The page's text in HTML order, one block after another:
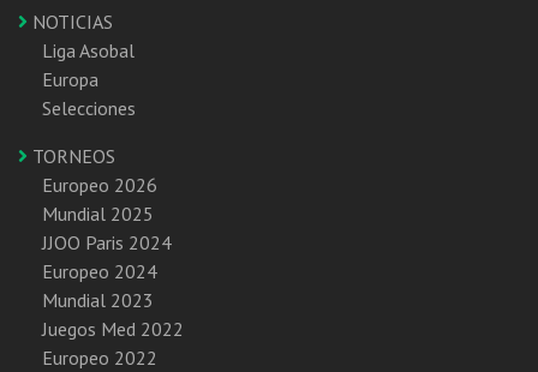
NOTICIAS
Liga Asobal
Europa
Selecciones
TORNEOS
Europeo 2026
Mundial 2025
JJOO Paris 2024
Europeo 2024
Mundial 2023
Juegos Med 2022
Europeo 2022